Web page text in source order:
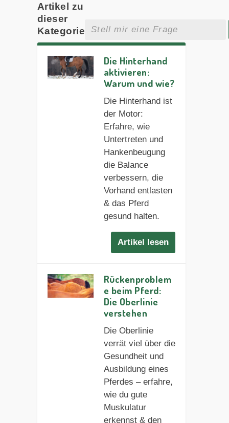
Artikel zu
dieser
Kategorie
Die Hinterhand
aktivieren:
Warum und wie?
Die Hinterhand ist
der Motor:
Erfahre, wie
Untertreten und
Hankenbeugung
die Balance
verbessern, die
Vorhand entlasten
& das Pferd
gesund halten.
Artikel lesen
Rückenproblem
e beim Pferd:
Die Oberlinie
verstehen
Die Oberlinie
verrät viel über die
Gesundheit und
Ausbildung eines
Pferdes – erfahre,
wie du gute
Muskulatur
erkennst & den